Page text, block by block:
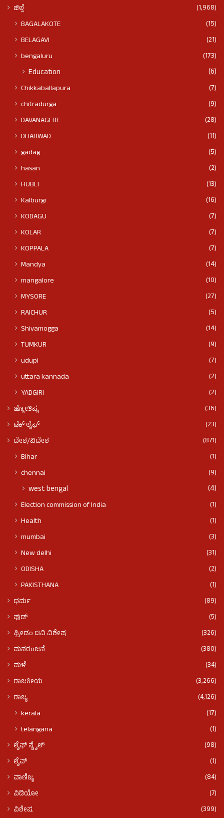
ಜಿಲ್ಲೆ
(1,968)
BAGALAKOTE
(15)
BELAGAVI
(21)
bengaluru
(173)
Education (6)
Chikkaballapura
(7)
chitradurga
(9)
DAVANAGERE
(28)
DHARWAD
(11)
gadag
(5)
hasan
(2)
HUBLI
(13)
Kalburgi
(16)
KODAGU
(7)
KOLAR
(7)
KOPPALA
(7)
Mandya
(14)
mangalore
(10)
MYSORE
(27)
RAICHUR
(5)
Shivamogga
(14)
TUMKUR
(9)
udupi
(7)
uttara kannada
(2)
YADGIRI
(2)
ಜ್ಯೋತಿಷ್ಯ
(36)
ಟೆಕ್ ಲೈಫ್
(23)
ದೇಶ/ವಿದೇಶ
(871)
BIhar
(1)
chennai
(9)
west bengal (4)
Election commission of India
(1)
Health
(1)
mumbai
(3)
New delhi
(31)
ODISHA
(2)
PAKISTHANA
(1)
ಧರ್ಮ
(89)
ಫುಡ್​​
(5)
ಫ್ರೀಡಂ ಟಿವಿ ವಿಶೇಷ
(326)
ಮನರಂಜನೆ
(380)
ಮಳೆ
(34)
ರಾಜಕೀಯ
(3,266)
ರಾಜ್ಯ
(4,126)
kerala
(17)
telangana
(1)
ಲೈಫ್ ಸ್ಟೈಲ್
(98)
ಲೈವ್
(1)
ವಾಣಿಜ್ಯ
(84)
ವಿಡಿಯೋ
(7)
ವಿಶೇಷ
(399)